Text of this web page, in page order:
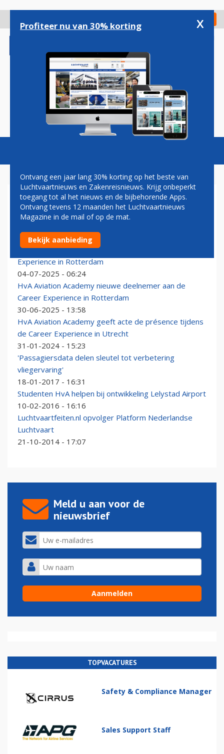
gaan
Check in
Magazine Podcasts Vacatures
HOGESCHOOL VAN
AMSTERDAM
Corendon nieuwe deelnemer aan de Career
Experience in Rotterdam
04-07-2025 - 06:24
HvA Aviation Academy nieuwe deelnemer aan de
Career Experience in Rotterdam
30-06-2025 - 13:58
HvA Aviation Academy geeft acte de présence tijdens
de Career Experience in Utrecht
31-01-2024 - 15:23
'Passagiersdata delen sleutel tot verbetering
vliegervaring'
18-01-2017 - 16:31
Studenten HvA helpen bij ontwikkeling Lelystad Airport
10-02-2016 - 16:16
Luchtvaartfeiten.nl opvolger Platform Nederlandse
Luchtvaart
21-10-2014 - 17:07
Meld u aan voor de
nieuwsbrief
TOPVACATURES
Safety & Compliance Manager
Sales Support Staff
Profiteer nu van 30% korting x
Ontvang een jaar lang 30% korting op het beste van
Luchtvaartnieuws en Zakenreisnieuws. Krijg onbeperkt
toegang tot al het nieuws en de bijbehorende Apps.
Ontvang tevens 12 maanden het Luchtvaartnieuws
Magazine in de mail of op de mat.
Bekijk aanbieding